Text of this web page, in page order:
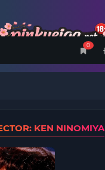
0
KEN NINOMIYA